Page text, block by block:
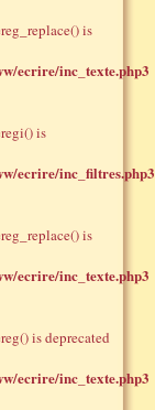
is
ecrire/inc_texte.php3
is
ecrire/inc_filtres.php3
is
ecrire/inc_texte.php3
is deprecated
ecrire/inc_texte.php3